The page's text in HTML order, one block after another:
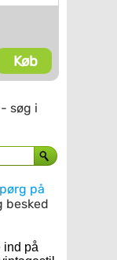
Køb
søg i
på
besked
ind på